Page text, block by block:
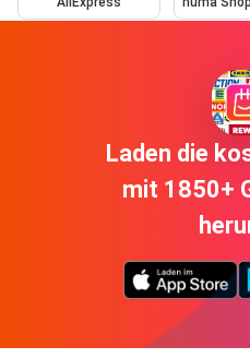
Laden die
mit 1850+